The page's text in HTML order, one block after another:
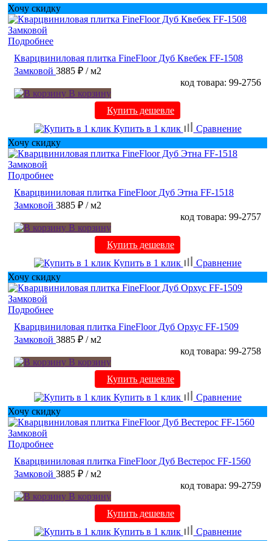
Хочу скидку
Подробнее
Кварцвиниловая плитка FineFloor Дуб Квебек FF-1508
Замковой 3885 ₽ / м2
код товара: 99-2756
В корзину
Купить дешевле
Купить в 1 клик
Сравнение
Хочу скидку
Подробнее
Кварцвиниловая плитка FineFloor Дуб Этна FF-1518
Замковой 3885 ₽ / м2
код товара: 99-2757
В корзину
Купить дешевле
Купить в 1 клик
Сравнение
Хочу скидку
Подробнее
Кварцвиниловая плитка FineFloor Дуб Орхус FF-1509
Замковой 3885 ₽ / м2
код товара: 99-2758
В корзину
Купить дешевле
Купить в 1 клик
Сравнение
Хочу скидку
Подробнее
Кварцвиниловая плитка FineFloor Дуб Вестерос FF-1560
Замковой 3885 ₽ / м2
код товара: 99-2759
В корзину
Купить дешевле
Купить в 1 клик
Сравнение